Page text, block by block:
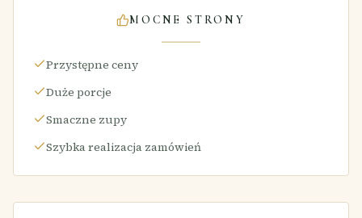
MOCNE STRONY
Przystępne ceny
Duże porcje
Smaczne zupy
Szybka realizacja zamówień